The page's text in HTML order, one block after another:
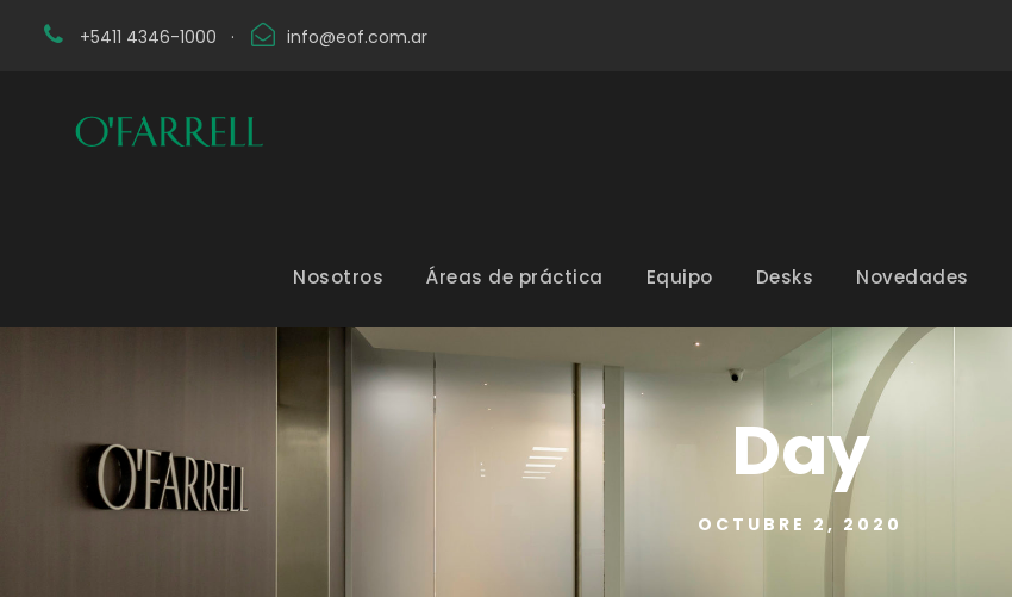
+5411 4346-1000 · info@eof.com.ar
Nosotros Áreas de práctica Equipo Desks Novedades
Day
OCTUBRE 2, 2020